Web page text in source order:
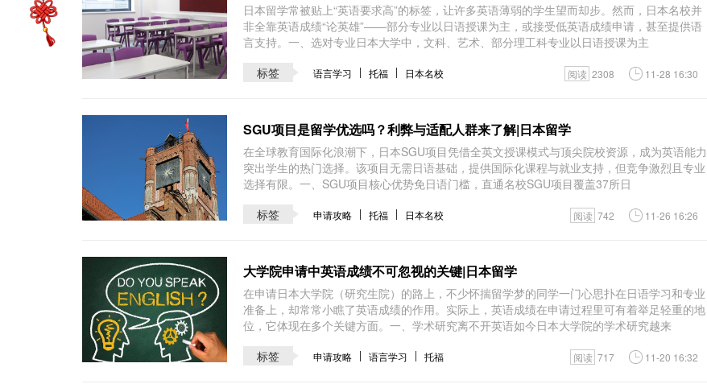
日本留学常被贴上“英语要求高”的标签，让许多英语薄弱的学生望而却步。然而，日本名校并
非全靠英语成绩“论英雄”——部分专业以日语授课为主，或接受低英语成绩申请，甚至提供语
言支持。一、选对专业日本大学中，文科、艺术、部分理工科专业以日语授课为主
标签
语言学习 托福 日本名校 阅读 2308 11-28 16:30
SGU项目是留学优选吗？利弊与适配人群来了解|日本留学
在全球教育国际化浪潮下，日本SGU项目凭借全英文授课模式与顶尖院校资源，成为英语能力
突出学生的热门选择。该项目无需日语基础，提供国际化课程与就业支持，但竞争激烈且专业
选择有限。一、SGU项目核心优势免日语门槛，直通名校SGU项目覆盖37所日
标签
申请攻略 托福 日本名校 阅读 742 11-26 16:26
大学院申请中英语成绩不可忽视的关键|日本留学
在申请日本大学院（研究生院）的路上，不少怀揣留学梦的同学一门心思扑在日语学习和专业
准备上，却常常小瞧了英语成绩的作用。实际上，英语成绩在申请过程里可有着举足轻重的地
位，它体现在多个关键方面。一、学术研究离不开英语如今日本大学院的学术研究越来
标签
申请攻略 语言学习 托福 阅读 717 11-20 16:32